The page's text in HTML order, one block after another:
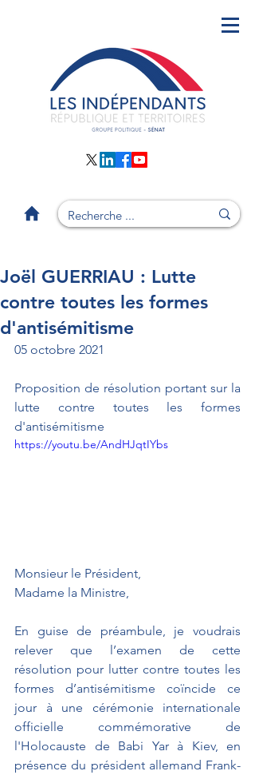
Joël GUERRIAU : Lutte
contre toutes les formes
d'antisémitisme
05 octobre 2021
Proposition de résolution portant sur la
lutte contre toutes les formes
d'antisémitisme
https://youtu.be/AndHJqtIYbs
Monsieur le Président,
Madame la Ministre,
En guise de préambule, je voudrais
relever que l’examen de cette
résolution pour lutter contre toutes les
formes d’antisémitisme coïncide ce
jour à une cérémonie internationale
officielle commémorative de
l'Holocauste de Babi Yar à Kiev, en
présence du président allemand Frank-